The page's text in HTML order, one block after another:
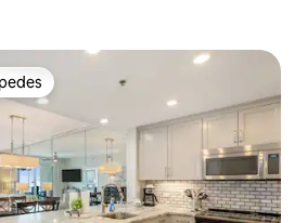
dos hóspedes